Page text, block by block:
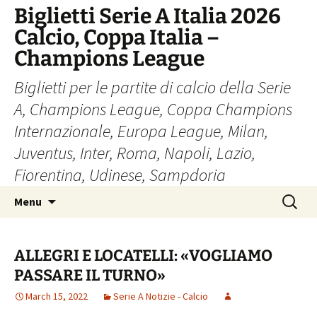
Skip
content
Biglietti Serie A Italia 2026
Calcio, Coppa Italia –
Champions League
Biglietti per le partite di calcio della Serie
A, Champions League, Coppa Champions
Internazionale, Europa League, Milan,
Juventus, Inter, Roma, Napoli, Lazio,
Fiorentina, Udinese, Sampdoria
Menu
Search
for:
ALLEGRI E LOCATELLI: «VOGLIAMO
PASSARE IL TURNO»
March 15, 2022 Serie A Notizie - Calcio